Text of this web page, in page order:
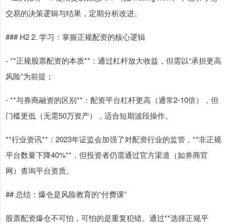
交易的决策逻辑与结果，定期分析改进。
### H2 2. 学习：掌握正规配资的核心逻辑
- **正规股票配资的本质**：通过杠杆放大收益，但需以“承担更高
风险”为前提；
- **与券商融资的区别**：配资平台杠杆更高（通常2-10倍），但
门槛更低（无需50万资产），适合短期波段操作。
**行业资讯**：2023年证监会加强了对配资行业的监管，**非正规
平台数量下降40%**，但投资者仍需通过官方渠道（如券商官
网）查询平台资质。
## 总结：爆仓是风险教育的“付费课”
股票配资爆仓不可怕，可怕的是重复犯错。通过**选择正规平